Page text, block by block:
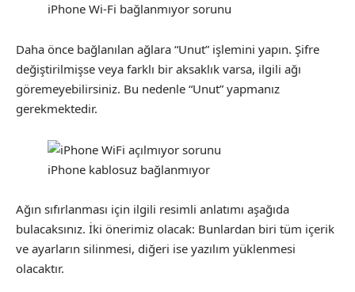
iPhone Wi-Fi bağlanmıyor sorunu
Daha önce bağlanılan ağlara “Unut” işlemini yapın. Şifre
değiştirilmişse veya farklı bir aksaklık varsa, ilgili ağı
göremeyebilirsiniz. Bu nedenle “Unut” yapmanız
gerekmektedir.
iPhone kablosuz bağlanmıyor
Ağın sıfırlanması için ilgili resimli anlatımı aşağıda
bulacaksınız. İki önerimiz olacak: Bunlardan biri tüm içerik
ve ayarların silinmesi, diğeri ise yazılım yüklenmesi
olacaktır.